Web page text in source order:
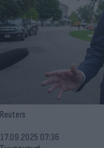
Reuters
17.09.2025 07:36